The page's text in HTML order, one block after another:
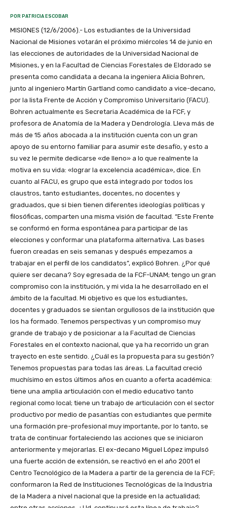
POR PATRICIA ESCOBAR
MISIONES (12/6/2006).- Los estudiantes de la Universidad
Nacional de Misiones votarán el próximo miércoles 14 de junio en
las elecciones de autoridades de la Universidad Nacional de
Misiones, y en la Facultad de Ciencias Forestales de Eldorado se
presenta como candidata a decana la ingeniera Alicia Bohren,
junto al ingeniero Martín Gartland como candidato a vice-decano,
por la lista Frente de Acción y Compromiso Universitario (FACU).
Bohren actualmente es Secretaria Académica de la FCF, y
profesora de Anatomía de la Madera y Dendrología. Lleva más de
más de 15 años abocada a la institución cuenta con un gran
apoyo de su entorno familiar para asumir este desafío, y esto a
su vez le permite dedicarse «de lleno» a lo que realmente la
motiva en su vida: «lograr la excelencia académica», dice. En
cuanto al FACU, es grupo que está integrado por todos los
claustros, tanto estudiantes, docentes, no docentes y
graduados, que si bien tienen diferentes ideologías políticas y
filosóficas, comparten una misma visión de facultad. “Este Frente
se conformó en forma espontánea para participar de las
elecciones y conformar una plataforma alternativa. Las bases
fueron creadas en seis semanas y después empezamos a
trabajar en el perfil de los candidatos”, explicó Bohren. ¿Por qué
quiere ser decana? Soy egresada de la FCF-UNAM; tengo un gran
compromiso con la institución, y mi vida la he desarrollado en el
ámbito de la facultad. Mi objetivo es que los estudiantes,
docentes y graduados se sientan orgullosos de la institución que
los ha formado. Tenemos perspectivas y un compromiso muy
grande de trabajo y de posicionar a la Facultad de Ciencias
Forestales en el contexto nacional, que ya ha recorrido un gran
trayecto en este sentido. ¿Cuál es la propuesta para su gestión?
Tenemos propuestas para todas las áreas. La facultad creció
muchísimo en estos últimos años en cuanto a oferta académica:
tiene una amplia articulación con el medio educativo tanto
regional como local; tiene un trabajo de articulación con el sector
productivo por medio de pasantías con estudiantes que permite
una formación pre-profesional muy importante, por lo tanto, se
trata de continuar fortaleciendo las acciones que se iniciaron
anteriormente y mejorarlas. El ex-decano Miguel López impulsó
una fuerte acción de extensión, se reactivó en el año 2001 el
Centro Tecnológico de la Madera a partir de la gerencia de la FCF;
conformaron la Red de Instituciones Tecnológicas de la Industria
de la Madera a nivel nacional que la preside en la actualidad;